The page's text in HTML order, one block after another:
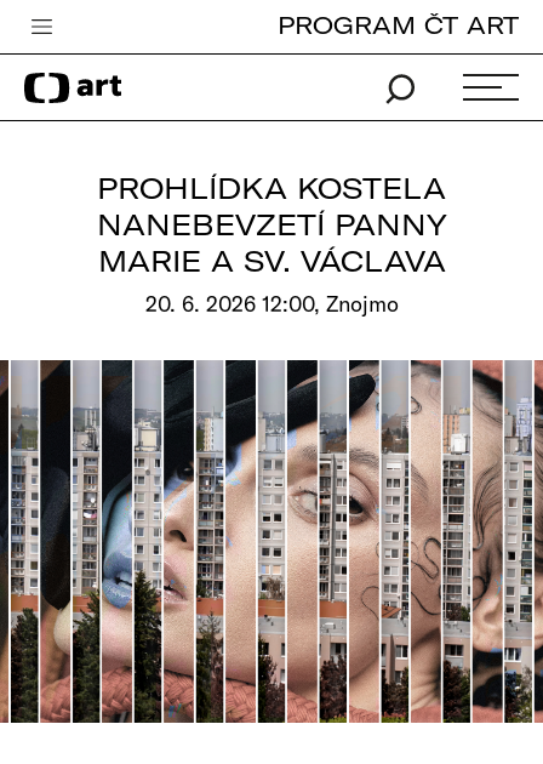
Česká televize
Zpravodajství
TV program
edu
Vše o ČT
PROGRAM ČT ART
PROHLÍDKA KOSTELA
NANEBEVZETÍ PANNY
MARIE A SV. VÁCLAVA
20. 6. 2026 12:00, Znojmo